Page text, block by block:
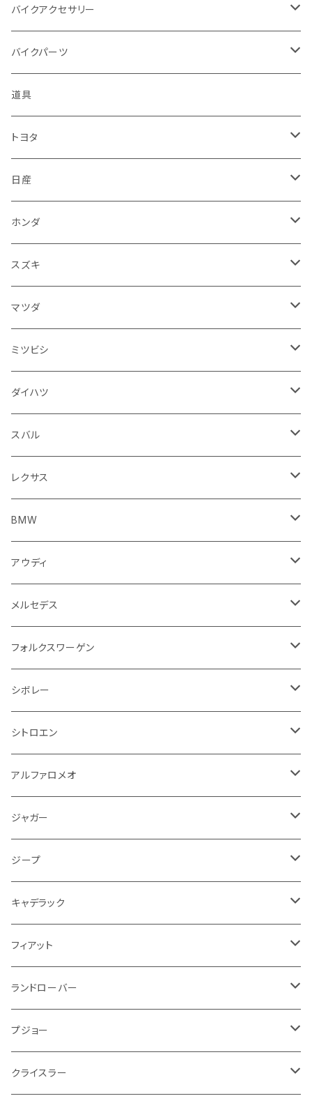
アプリリア - APRILIA
ハーレーダビッドソン - Harley-Davidson
KTM
ミツビシ
ダイハツ
スバル
レクサス
アウディ
BMW
メルセデス・ベンツ
フォルクスワーゲン
ジープ
ボルボ
ジャガー
プジョー
ランドローバー
ルノー
キャデラック
アストンマーティン
シボレー
フォード
アルファロメオ
ミニ
シトロエン
フィアット
クライスラー
サーブ
ベントレー
ロータス
マツダ
ミツビシ
ダイハツ
スバル
レクサス
アウディ
BMW
メルセデス・ベンツ
フォルクスワーゲン
ジープ
ボルボ
ジャガー
キャデラック
シボレー
シトロエン
アルファロメオ
ランドローバー
フィアット
クライスラー
アストンマーティン
プジョー
ルノー
サーブ
フォード
ミニ
ロータス
日産
ホンダ
スズキ
マツダ
ミツビシ
ダイハツ
スバル
アルファロメオ
アストンマーティン
アウディ
ベントレー
BMW
キャデラック
シボレー
クライスラー
シトロエン
フィアット
ヒュンダイ
ジャガー
ジープ
ランドローバー
ロータス
メルセデス ベンツ
ミニ
プジョー
ポルシェ
ボンネット
ルーフ
ピラー
バンパー
フェンダー
サイドミラー
フロントガラス
リアバンパー
バックドアガラス
トランクリッド
ダッシュボード
センタークラスター
グローブボックス
シフトレバー
センターコンソール
ステアリングホイール
ステアリング
パワーステアリング系
エンジン
エンジンVベルト
オイルフィルター
クーラント
その他
ラジエーター
クーラント
ミッション
ドライブシャフト
サスペンション
マフラー
ライト系
ブレーキランプ
方向指示器
ドア系
エアコン系
ブレーキ系
バイクアクセサリー
ホンダ
ヤマハ
スズキ
カワサキ
ハーレーダビッドソン
BMW
トライアンフ
ドゥカティ
モトグッツイ
アプリリア
KTM
プジョー
ハスクバーナ
ロイヤルエンフィールド
キムコ
SYM
収納用品
インテリア系
灰皿・ゴミ箱
ドリンクホルダー
携帯・スマホホルダー
クッション
ステッカー
バイクパーツ
排気系
マフラー
サイレンサー
外装
シートカバー
燃料タンクキャップ
ハンドル系
ハンドル
ホーン
ブレーキ
ブレーキパッド
ブレーキ・クラッチレバー
エンジン
オルタネーター
オイルフィルター
電装系
スピードメーター
ウインカー
足回り
サスペンション
ホイール
駆動系
クラッチ
クラッチホース
フレーム
ライト系
タンク系
キャブレター
その他
アクセルブレーキペダル
オイルクーラー
ケーブル系
吸気系
ラジエーター
ミラー
フェンダー
ギアシフト系
道具
トヨタ
フロアマット
室内アクセサリー
収納ケース
ダッシュボード
ワイパー
ライト系
フォグランプ
ステアリング系
シートカバー
外装系
タイヤ回り系
エンジン回り
ミラー
サイドミラー
トランクマット
タンドラ
日産
フロアマット
電装系
ウインカー
トランクマット
ホンダ
フロアマット
運転席周り
トランクマット
フェンダー周り
フロントガラス回り
サイドミラー
ライト系
エンジン系部品
スポイラー
ワイパー系
バンパー
外装系
バイク ブレーキクラッチレバー
バイク 収納
バイク ハンドル系
ハンドガード
スロットル
シートカバー
バイク その他
バイク フェンダー系
足回り
サスペンション
オイル系
スズキ
フロアマット
フロントガラス回り
ウォッシャージェット
フェンダー周り
運転席周り
アームレスト
バイク 排気系
マフラー
サイドミラー
バイク ハンドル系
エンジン系
エンジンカバー
足回り系
サスペンション
マツダ
フロアマット
ボンネット回り
フェンダー周り
フロントガラス回り
リアガラス回り
ライト系
インパネ周り
その他
トランクマット
足回り
サスペンション
ミツビシ
フロアマット
キーホルダー
フロントガラス回り
ワイパー
足回り系
フェンダー
バンパー
ライト系
ヘッドライト
トランクマット
運転席周り
アームレスト
ダイハツ
フロアマット
フロントガラス回り
ワイパー
運転席周り
足回り
サスペンション
スバル
フロアマット
フロントガラス回り
ワイパー
その他
足回り系
フェンダー
レクサス
フロアマット
トランクマット
シートカバー
BMW
フロアマット
オーディオ系
サイドミラー
ハンドル系
その他
リアバンパー
トランクマット
タイヤ回り
泥除け
ホイール
フロントバンパー回り
グリル
ライト系
アウディ
フロアマット
プラグ系
イグニッションコイル
ブレーキ系
アンチロックブレーキ
運転席周り
アームレスト
冷却系
クーラント
フェンダー
ワイパー
トランクマット
ドア回り
タンク系
ケーブル系
バンパー回り
メルセデス
フロアマット
リアバンパー
その他
フォルクスワーゲン
フロアマット
プラグ系
イグニッションコイル
ブレーキ系
アンチロックブレーキ
冷却系
クーラント
タンク系
ケーブル系
エンジン系
その他
シボレー
フロアマット
その他
運転席周り
アームレスト
ドア回り
ワイパー
排気系
ガスケット
ダッシュボード
タイヤ回り
泥除け
シトロエン
フロアマット
その他
ライト系
ドア回り
ワイパー
キーホルダー
アルファロメオ
フロアマット
ワイパー
ジャガー
フロアマット
ジープ
フロアマット
収納用品
キャデラック
フロアマット
フィアット
フロアマット
フロントワイパー
リアワイパー
ランドローバー
フロアマット
ダッシュボード
プジョー
フロアマット
クライスラー